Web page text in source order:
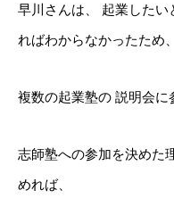
早川さんは、 起業したい
ればわからなかったため、
複数の起業塾の 説明会に
志師塾への参加を決めた
めれば、